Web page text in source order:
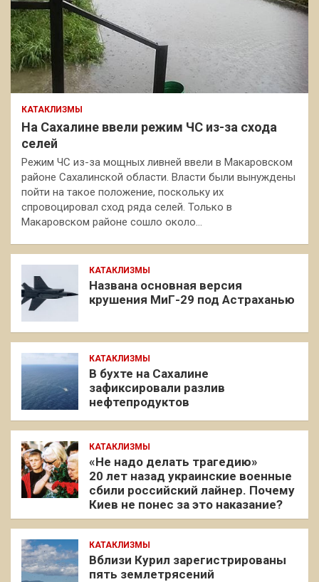
КАТАКЛИЗМЫ
На Сахалине ввели режим ЧС из-за схода
селей
Режим ЧС из-за мощных ливней ввели в Макаровском
районе Сахалинской области. Власти были вынуждены
пойти на такое положение, поскольку их
спровоцировал сход ряда селей. Только в
Макаровском районе сошло около…
КАТАКЛИЗМЫ
Названа основная версия
крушения МиГ-29 под Астраханью
КАТАКЛИЗМЫ
В бухте на Сахалине
зафиксировали разлив
нефтепродуктов
КАТАКЛИЗМЫ
«Не надо делать трагедию»
20 лет назад украинские военные
сбили российский лайнер. Почему
Киев не понес за это наказание?
КАТАКЛИЗМЫ
Вблизи Курил зарегистрированы
пять землетрясений